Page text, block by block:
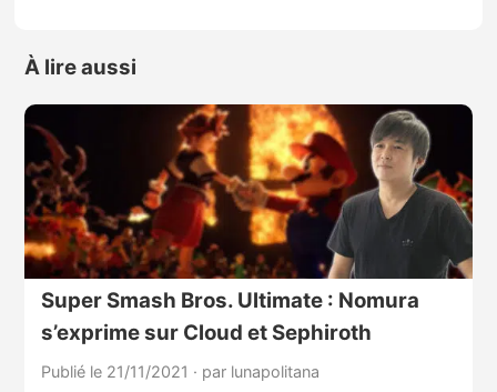
À lire aussi
Super Smash Bros. Ultimate : Nomura
s’exprime sur Cloud et Sephiroth
Publié le 21/11/2021 · par lunapolitana